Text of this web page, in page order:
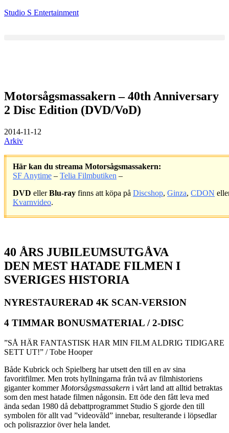
Studio S Entertainment
Motorsågsmassakern – 40th Anniversary
2 Disc Edition (DVD/VoD)
2014-11-12
Arkiv
Här kan du streama Motorsågsmassakern:
SF Anytime – Telia Filmbutiken –
DVD ellerBlu-ray finns att köpa på Discshop, Ginza, CDON
Kvarnvideo.
40 ÅRS JUBILEUMSUTGÅVA
DEN MEST HATADE FILMEN I
SVERIGES HISTORIA
NYRESTAURERAD 4K SCAN-VERSION
4 TIMMAR BONUSMATERIAL / 2-DISC
”SÅ HÄR FANTASTISK HAR MIN FILM ALDRIG TIDIGARE
SETT UT!” / Tobe Hooper
Både Kubrick och Spielberg har utsett den till en av sina
favoritfilmer. Men trots hyllningarna från två av filmhistoriens
giganter kommer Motorsågsmassakern i vårt land att alltid betraktas
som den mest hatade filmen någonsin. Ett öde den fått leva med
ända sedan 1980 då debattprogrammet Studio S gjorde den till
symbolen för allt vad ”videovåld” innebar, resulterande i löpsedlar
och polisrazzior över hela landet.